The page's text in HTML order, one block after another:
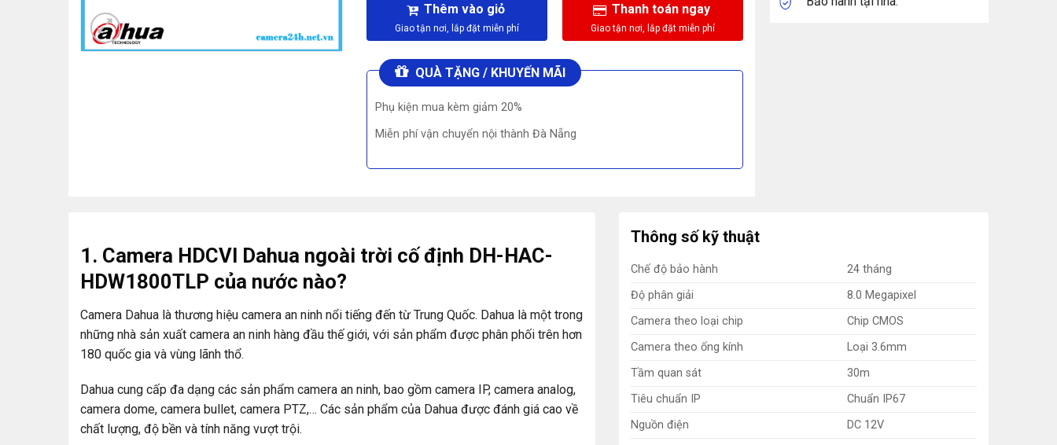
Thêm vào giỏ Thanh toán ngay
QUÀ TẶNG / KHUYẾN MÃI
Phụ kiện mua kèm giảm 20%
Miễn phí vận chuyển nội thành Đà Nẵng
1. Camera HDCVI Dahua ngoài trời cố định DH-HAC-
HDW1800TLP của nước nào?
Camera Dahua là thương hiệu camera an ninh nổi tiếng đến từ Trung Quốc. Dahua là một trong
những nhà sản xuất camera an ninh hàng đầu thế giới, với sản phẩm được phân phối trên hơn
180 quốc gia và vùng lãnh thổ.
Dahua cung cấp đa dạng các sản phẩm camera an ninh, bao gồm camera IP, camera analog,
camera dome, camera bullet, camera PTZ,… Các sản phẩm của Dahua được đánh giá cao về
chất lượng, độ bền và tính năng vượt trội.
Thông số kỹ thuật
Chế độ bảo hành
24 tháng
Độ phân giải
8.0 Megapixel
Camera theo loại chip
Chip CMOS
Camera theo ống kính
Loại 3.6mm
Tầm quan sát
30m
Tiêu chuẩn IP
Chuẩn IP67
Nguồn điện
DC 12V